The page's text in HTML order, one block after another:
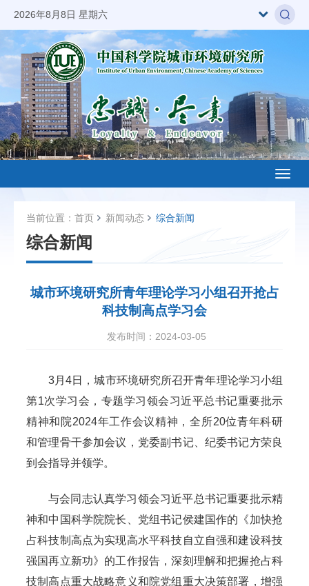
2026年8月8日 星期六
当前位置： 首页 新闻动态 综合新闻
综合新闻
城市环境研究所青年理论学习小组召开抢占
科技制高点学习会
发布时间：2024-03-05
3月4日，城市环境研究所召开青年理论学习小组
第1次学习会，专题学习领会习近平总书记重要批示
精神和院2024年工作会议精神，全所20位青年科研
和管理骨干参加会议，党委副书记、纪委书记方荣良
到会指导并领学。
与会同志认真学习领会习近平总书记重要批示精
神和中国科学院院长、党组书记侯建国作的《加快抢
占科技制高点为实现高水平科技自立自强和建设科技
强国再立新功》的工作报告，深刻理解和把握抢占科
技制高点重大战略意义和院党组重大决策部署，增强